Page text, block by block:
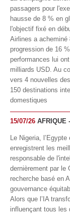
passagers pour
hausse de 8 % en
l'objectif fixé en
Airlines a acheminé
progression de 16
performances lui
milliards USD. Au
vers 4 nouvelles
150 destinations
domestiques
15/07/26 AFRIQUE
Le Nigeria,
enregistrent les
responsable de
dernièrement par le
recherche basé en
gouvernance
Alors que l’IA
influençant tous les